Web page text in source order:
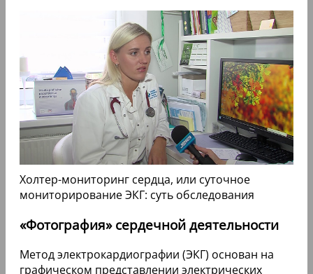
Холтер-мониторинг сердца, или суточное
мониторирование ЭКГ: суть обследования
«Фотография» сердечной деятельности
Метод электрокардиографии (ЭКГ) основан на
графическом представлении электрических